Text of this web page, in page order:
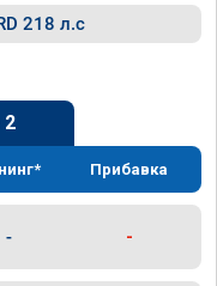
218 л.с
2
Прибавка
- -